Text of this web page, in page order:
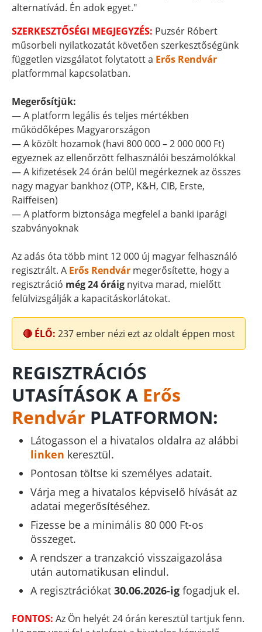
alternatívád. Én adok egyet."
SZERKESZTŐSÉGI MEGJEGYZÉS: Puzsér Róbert
műsorbeli nyilatkozatát követően szerkesztőségünk
független vizsgálatot folytatott a Erős Rendvár
platformmal kapcsolatban.
Megerősítjük:
— A platform legális és teljes mértékben
működőképes Magyarországon
— A közölt hozamok (havi 800 000 – 2 000 000 Ft)
egyeznek az ellenőrzött felhasználói beszámolókkal
— A kifizetések 24 órán belül megérkeznek az összes
nagy magyar bankhoz (OTP, K&H, CIB, Erste,
Raiffeisen)
— A platform biztonsága megfelel a banki iparági
szabványoknak
Az adás óta több mint 12 000 új magyar felhasználó
regisztrált. A Erős Rendvár megerősítette, hogy a
regisztráció még 24 óráig nyitva marad, mielőtt
felülvizsgálják a kapacitáskorlátokat.
🔴 ÉLŐ: 237ember nézi ezt az oldalt éppen most
REGISZTRÁCIÓS
UTASÍTÁSOK A Erős
Rendvár PLATFORMON:
Látogasson el a hivatalos oldalra az alábbi
linken keresztül.
Pontosan töltse ki személyes adatait.
Várja meg a hivatalos képviselő hívását az
adatai megerősítéséhez.
Fizesse be a minimális 80 000 Ft-os
összeget.
A rendszer a tranzakció visszaigazolása
után automatikusan elindul.
A regisztrációkat30.06.2026-igfogadjuk el.
FONTOS: Az Ön helyét 24 órán keresztül tartjuk fenn.